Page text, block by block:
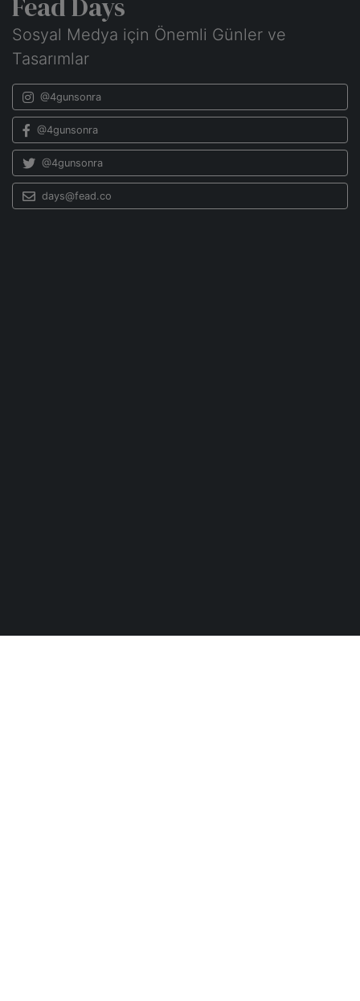
Fead Days
Sosyal Medya için Önemli Günler ve
Tasarımlar
@4gunsonra
@4gunsonra
@4gunsonra
days@fead.co